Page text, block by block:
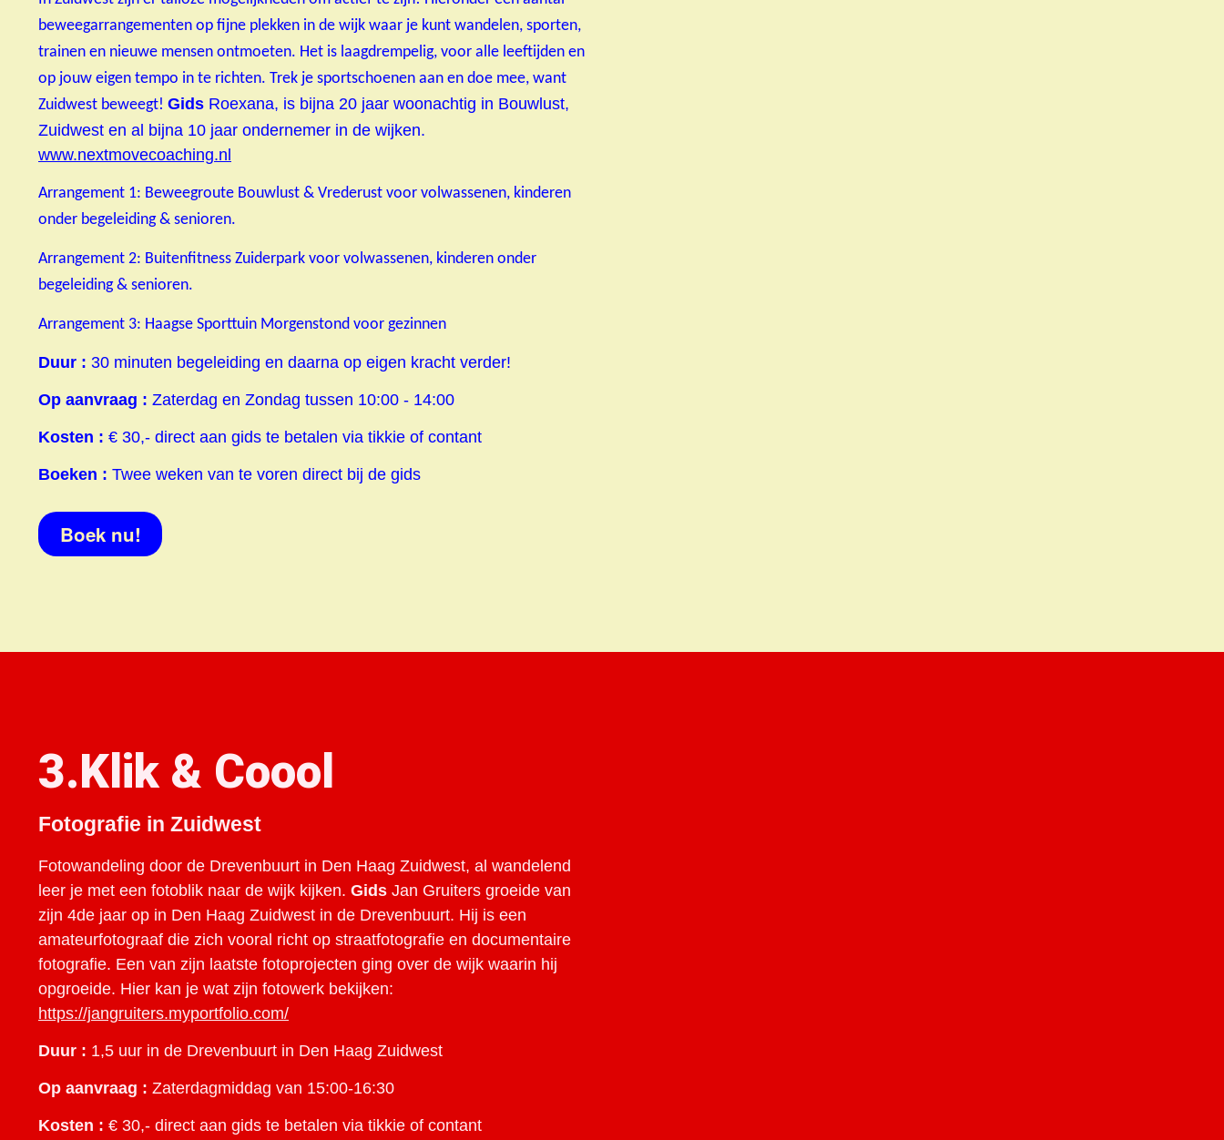
beweegarrangementen op fijne plekken in de wijk waar je kunt wandelen, sporten,
trainen en nieuwe mensen ontmoeten. Het is laagdrempelig, voor alle leeftijden en
op jouw eigen tempo in te richten. Trek je sportschoenen aan en doe mee, want
Zuidwest beweegt! Gids Roexana, is bijna 20 jaar woonachtig in Bouwlust,
Zuidwest en al bijna 10 jaar ondernemer in de wijken.
www.nextmovecoaching.nl
Arrangement 1: Beweegroute Bouwlust & Vrederust voor volwassenen, kinderen
onder begeleiding & senioren.
Arrangement 2: Buitenfitness Zuiderpark voor volwassenen, kinderen onder
begeleiding & senioren.
Arrangement 3: Haagse Sporttuin Morgenstond voor gezinnen
Duur : 30 minuten begeleiding en daarna op eigen kracht verder!
Op aanvraag : Zaterdag en Zondag tussen 10:00 - 14:00
Kosten : € 30,- direct aan gids te betalen via tikkie of contant
Boeken : Twee weken van te voren direct bij de gids
Boek nu!
3.Klik & Coool
Fotografie in Zuidwest
Fotowandeling door de Drevenbuurt in Den Haag Zuidwest, al wandelend
leer je met een fotoblik naar de wijk kijken. Gids Jan Gruiters groeide van
zijn 4de jaar op in Den Haag Zuidwest in de Drevenbuurt. Hij is een
amateurfotograaf die zich vooral richt op straatfotografie en documentaire
fotografie. Een van zijn laatste fotoprojecten ging over de wijk waarin hij
opgroeide. Hier kan je wat zijn fotowerk bekijken:
https://jangruiters.myportfolio.com/
Duur : 1,5 uur in de Drevenbuurt in Den Haag Zuidwest
Op aanvraag : Zaterdagmiddag van 15:00-16:30
Kosten : € 30,- direct aan gids te betalen via tikkie of contant